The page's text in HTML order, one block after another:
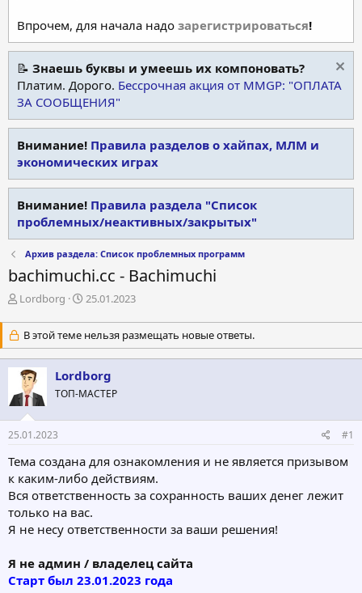
Впрочем, для начала надо зарегистрироваться!
📝 Знаешь буквы и умеешь их компоновать?
Платим. Дорого. Бессрочная акция от MMGP: "ОПЛАТА
ЗА СООБЩЕНИЯ"
Внимание! Правила разделов о хайпах, МЛМ и
экономических играх
Внимание! Правила раздела "Список
проблемных/неактивных/закрытых"
Архив раздела: Список проблемных программ
bachimuchi.cc - Bachimuchi
А
т
о
р
т
е
м
ы
Lordborg
Д
т
а
н
а
ч
а
25.01.2023
В этой теме нельзя размещать новые ответы.
Lordborg
ТОП-МАСТЕР
25.01.2023 #1
Тема создана для ознакомления и не является призывом
к каким-либо действиям.
Вся ответственность за сохранность ваших денег лежит
только на вас.
Я не несу ответственности за ваши решения!
Я не админ / владелец сайта
Старт был 23.01.2023 года